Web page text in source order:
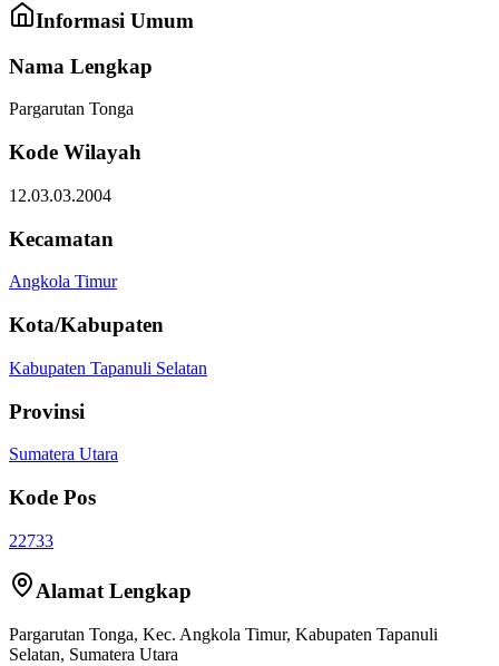
Informasi Umum
Nama Lengkap
Pargarutan Tonga
Kode Wilayah
12.03.03.2004
Kecamatan
Angkola Timur
Kota/Kabupaten
Kabupaten Tapanuli Selatan
Provinsi
Sumatera Utara
Kode Pos
22733
Alamat Lengkap
Pargarutan Tonga, Kec. Angkola Timur, Kabupaten Tapanuli
Selatan, Sumatera Utara